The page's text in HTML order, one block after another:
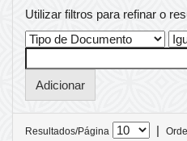
Utilizar filtros para refinar o
Resultados/Página |